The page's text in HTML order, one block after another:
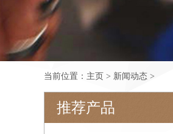
当前位置： 主页 > 新闻动态 >
推荐产品